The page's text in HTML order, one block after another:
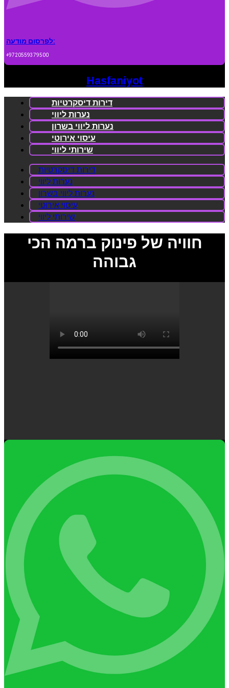
לפרסום מודעה:
+9720559379500
Hasfaniyot
דירות דיסקרטיות
נערות ליווי
נערות ליווי בשרון
עיסוי אירוטי
שירותי ליווי
דירות דיסקרטיות
נערות ליווי
נערות ליווי בשרון
עיסוי אירוטי
שירותי ליווי
חוויה של פינוק ברמה הכי
גבוהה